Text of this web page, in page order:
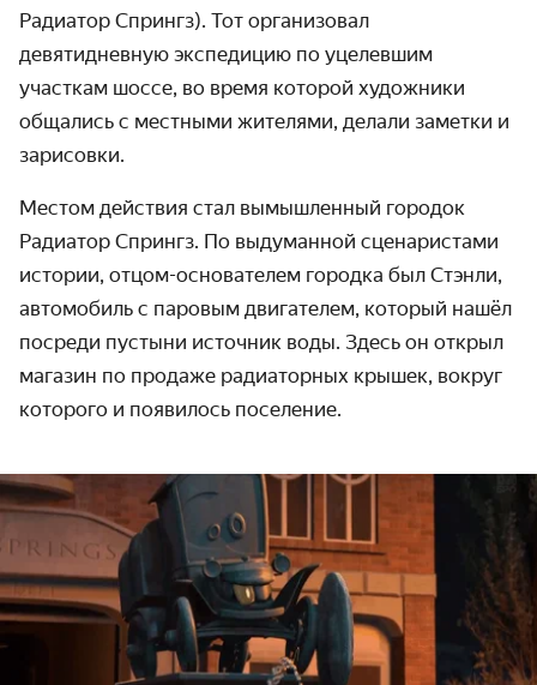
Радиатор Спрингз). Тот организовал
девятидневную экспедицию по уцелевшим
участкам шоссе, во время которой художники
общались с местными жителями, делали заметки и
зарисовки.
Местом действия стал вымышленный городок
Радиатор Спрингз. По выдуманной сценаристами
истории, отцом-основателем городка был Стэнли,
автомобиль с паровым двигателем, который нашёл
посреди пустыни источник воды. Здесь он открыл
магазин по продаже радиаторных крышек, вокруг
которого и появилось поселение.